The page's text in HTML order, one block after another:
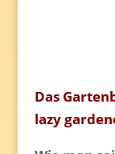
Das
lazy